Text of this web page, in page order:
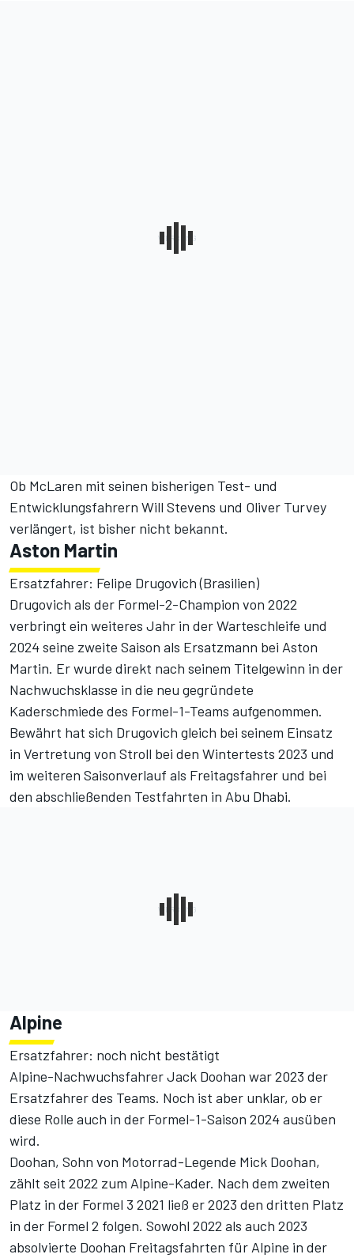
Ob McLaren mit seinen bisherigen Test- und
Entwicklungsfahrern Will Stevens und Oliver Turvey
verlängert, ist bisher nicht bekannt.
Aston Martin
Ersatzfahrer: Felipe Drugovich (Brasilien)
Drugovich als der Formel-2-Champion von 2022
verbringt ein weiteres Jahr in der Warteschleife und
2024 seine zweite Saison als Ersatzmann bei Aston
Martin. Er wurde direkt nach seinem Titelgewinn in der
Nachwuchsklasse in die neu gegründete
Kaderschmiede des Formel-1-Teams aufgenommen.
Bewährt hat sich Drugovich gleich bei seinem Einsatz
in Vertretung von Stroll bei den Wintertests 2023 und
im weiteren Saisonverlauf als Freitagsfahrer und bei
den abschließenden Testfahrten in Abu Dhabi.
Alpine
Ersatzfahrer: noch nicht bestätigt
Alpine-Nachwuchsfahrer Jack Doohan war 2023 der
Ersatzfahrer des Teams. Noch ist aber unklar, ob er
diese Rolle auch in der Formel-1-Saison 2024 ausüben
wird.
Doohan, Sohn von Motorrad-Legende Mick Doohan,
zählt seit 2022 zum Alpine-Kader. Nach dem zweiten
Platz in der Formel 3 2021 ließ er 2023 den dritten Platz
in der Formel 2 folgen. Sowohl 2022 als auch 2023
absolvierte Doohan Freitagsfahrten für Alpine in der